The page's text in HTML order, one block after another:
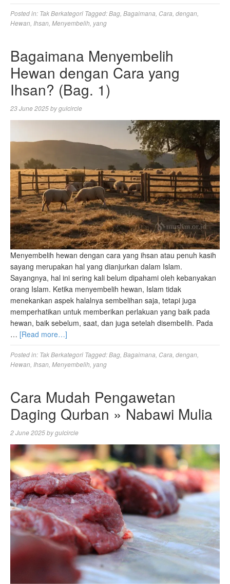
Posted in: Tak Berkategori Tagged:Bag Bagaimana Cara dengan
Hewan Ihsan Menyembelih yang
Bagaimana Menyembelih
Hewan dengan Cara yang
Ihsan? (Bag. 1)
23 June 2025bygulcircle
Menyembelih hewan dengan cara yang ihsan atau penuh kasih
sayang merupakan hal yang dianjurkan dalam Islam.
Sayangnya, hal ini sering kali belum dipahami oleh kebanyakan
orang Islam. Ketika menyembelih hewan, Islam tidak
menekankan aspek halalnya sembelihan saja, tetapi juga
memperhatikan untuk memberikan perlakuan yang baik pada
hewan, baik sebelum, saat, dan juga setelah disembelih. Pada
… [Read more…]
Posted in: Tak Berkategori Tagged:Bag Bagaimana Cara dengan
Hewan Ihsan Menyembelih yang
Cara Mudah Pengawetan
Daging Qurban » Nabawi Mulia
2 June 2025bygulcircle